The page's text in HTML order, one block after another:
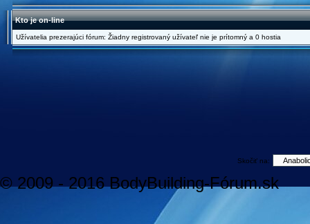
Kto je on-line
Užívatelia prezerajúci fórum: Žiadny registrovaný užívateľ nie je prítomný a 0 hostia
Skočiť na:
© 2009 - 2016 BodyBuilding-Fórum.sk